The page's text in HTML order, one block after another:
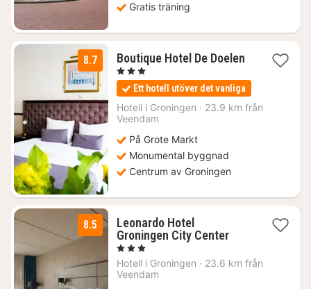
Gratis träning
8.7
Boutique Hotel De Doelen
1
natt
från
1297
kr.
, 3 Stjärnor
Ett hotell utöver det vanliga
Hotell i Groningen · 23.9 km från
Veendam
På Grote Markt
Monumental byggnad
Centrum av Groningen
8.5
Leonardo Hotel
Groningen City Center1
från
, 3 Stjärnor
Hotell i Groningen · 23.6 km från
Veendam